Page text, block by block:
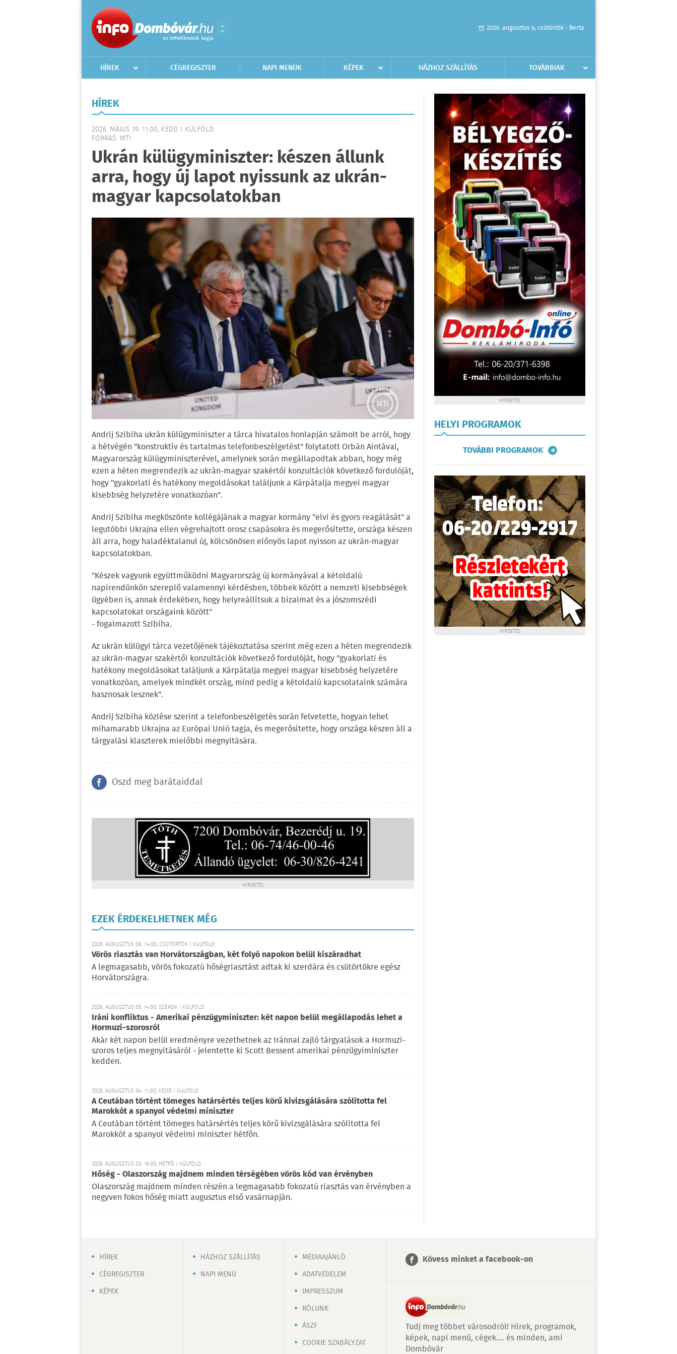
2026. augusztus 6, csütörtök - Berta
HÍREK CÉGREGISZTER NAPI MENÜK KÉPEK HÁZHOZ SZÁLLÍTÁS TOVÁBBIAK
HÍREK
2026. MÁJUS 19. 11:00, KEDD | KÜLFÖLD
FORRÁS: MTI
Ukrán külügyminiszter: készen állunk
arra, hogy új lapot nyissunk az ukrán-
magyar kapcsolatokban
Andrij Szibiha ukrán külügyminiszter a tárca hivatalos honlapján számolt be arról, hogy
a hétvégén "konstruktív és tartalmas telefonbeszélgetést" folytatott Orbán Aintával,
Magyarország külügyminiszterével, amelynek során megállapodtak abban, hogy még
ezen a héten megrendezik az ukrán-magyar szakértői konzultációk következő fordulóját,
hogy "gyakorlati és hatékony megoldásokat találjunk a Kárpátalja megyei magyar
kisebbség helyzetére vonatkozóan".
Andrij Szibiha megköszönte kollégájának a magyar kormány "elvi és gyors reagálását" a
legutóbbi Ukrajna ellen végrehajtott orosz csapásokra és megerősítette, országa készen
áll arra, hogy haladéktalanul új, kölcsönösen előnyös lapot nyisson az ukrán-magyar
kapcsolatokban.
"Készek vagyunk együttműködni Magyarország új kormányával a kétoldalú
napirendünkön szereplő valamennyi kérdésben, többek között a nemzeti kisebbségek
ügyében is, annak érdekében, hogy helyreállítsuk a bizalmat és a jószomszédi
kapcsolatokat országaink között"
- fogalmazott Szibiha.
Az ukrán külügyi tárca vezetőjének tájékoztatása szerint még ezen a héten megrendezik
az ukrán-magyar szakértői konzultációk következő fordulóját, hogy "gyakorlati és
hatékony megoldásokat találjunk a Kárpátalja megyei magyar kisebbség helyzetére
vonatkozóan, amelyek mindkét ország, mind pedig a kétoldalú kapcsolataink számára
hasznosak lesznek".
Andrij Szibiha közlése szerint a telefonbeszélgetés során felvetette, hogyan lehet
mihamarabb Ukrajna az Európai Unió tagja, és megerősítette, hogy országa készen áll a
tárgyalási klaszterek mielőbbi megnyitására.
Oszd meg barátaiddal
HIRDETÉS
EZEK ÉRDEKELHETNEK MÉG
2026. AUGUSZTUS 06. 14:00, CSÜTÖRTÖK | KÜLFÖLD
Vörös riasztás van Horvátországban, két folyó napokon belül kiszáradhat
A legmagasabb, vörös fokozatú hőségriasztást adtak ki szerdára és csütörtökre egész
Horvátországra.
2026. AUGUSZTUS 05. 14:00, SZERDA | KÜLFÖLD
Iráni konfliktus - Amerikai pénzügyminiszter: két napon belül megállapodás lehet a
Hormuzi-szorosról
Akár két napon belül eredményre vezethetnek az Iránnal zajló tárgyalások a Hormuzi-
szoros teljes megnyitásáról - jelentette ki Scott Bessent amerikai pénzügyiminiszter
kedden.
2026. AUGUSZTUS 04. 11:00, KEDD | KÜLFÖLD
A Ceutában történt tömeges határsértés teljes körű kivizsgálására szólította fel
Marokkót a spanyol védelmi miniszter
A Ceutában történt tömeges határsértés teljes körű kivizsgálására szólította fel
Marokkót a spanyol védelmi miniszter hétfőn.
2026. AUGUSZTUS 03. 16:00, HÉTFŐ | KÜLFÖLD
Hőség - Olaszország majdnem minden térségében vörös kód van érvényben
Olaszország majdnem minden részén a legmagasabb fokozatú riasztás van érvényben a
negyven fokos hőség miatt augusztus első vasárnapján.
HIRDETÉS
HELYI PROGRAMOK
TOVÁBBI PROGRAMOK
HIRDETÉS
HÍREK
CÉGREGISZTER
KÉPEK
HÁZHOZ SZÁLLÍTÁS
NAPI MENÜ
MÉDIAAJÁNLÓ
ADATVÉDELEM
IMPRESSZUM
RÓLUNK
ÁSZF
COOKIE SZABÁLYZAT
Kövess minket a facebook-on
Tudj meg többet városodról! Hírek, programok,
képek, napi menü, cégek…. és minden, ami
Dombóvár